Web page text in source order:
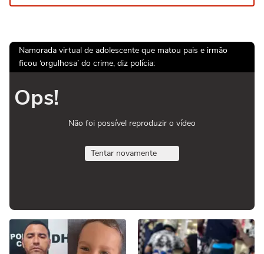
Namorada virtual de adolescente que matou pais e irmão
ficou ‘orgulhosa’ do crime, diz polícia:
Ops!
Não foi possível reproduzir o vídeo
Tentar novamente